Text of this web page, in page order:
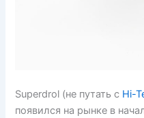
Superdrol (не путать с Hi-
появился на рынке в